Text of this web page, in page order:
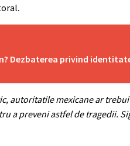
Dezbaterea privind
autoritatile mexicane ar
a preveni astfel de tragedii.